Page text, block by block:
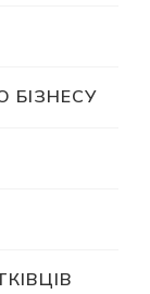
БІЗНЕСУ